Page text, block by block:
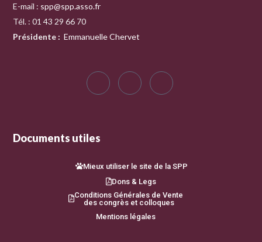
E-mail : spp@spp.asso.fr
Tél. : 01 43 29 66 70
Présidente : Emmanuelle Chervet
Documents utiles
Mieux utiliser le site de la SPP
Dons & Legs
Conditions Générales de Vente
des congrès et colloques
Mentions légales